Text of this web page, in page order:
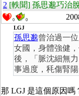
2 [軼聞] 孫思邈巧治
0 0
LGJ
孫思邈曾治過一
女國，身體強健
後，「脈沈細無
事過度，秏傷腎陽
那 LGJ 是這個原因嗎